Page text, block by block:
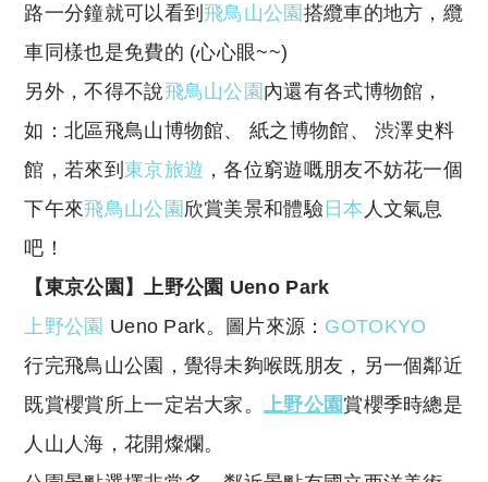
路一分鐘就可以看到 飛鳥山公園 搭纜車的地方，纜
車同樣也是免費的 (心心眼~~)
另外，不得不說飛鳥山公園 內還有各式博物館，
如：北區飛鳥山博物館、 紙之博物館、 渋澤史料
館，若來到 東京旅遊 ，各位窮遊嘅朋友不妨花一個
下午來飛鳥山公園 欣賞美景和體驗日本 人文氣息
吧！
【東京公園】上野公園 Ueno Park
上野公園 Ueno Park。圖片來源： GOTOKYO
行完飛鳥山公園，覺得未夠喉既朋友，另一個鄰近
既賞櫻賞所上一定岩大家。
上野公園賞櫻季時總是
人山人海，花開燦爛。